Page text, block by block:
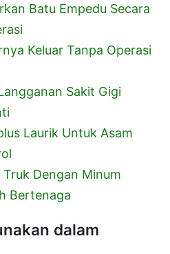
Batu Empedu Secara
Keluar Tanpa Operasi
Sakit Gigi
Laurik Untuk Asam
Dengan Minum
Bertenaga
dalam